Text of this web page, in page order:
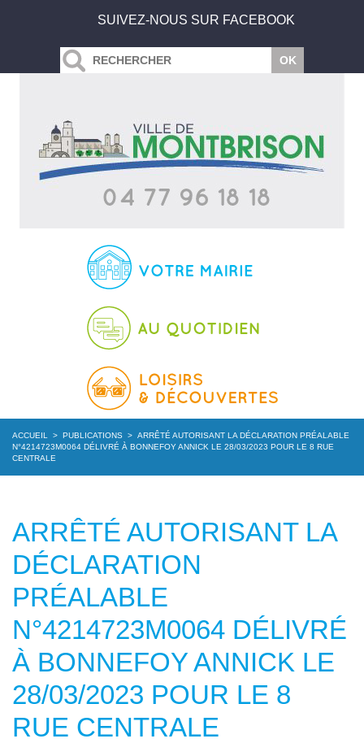
SUIVEZ-NOUS SUR FACEBOOK
ACCUEIL > PUBLICATIONS > ARRÊTÉ AUTORISANT LA DÉCLARATION PRÉALABLE
N°4214723M0064 DÉLIVRÉ À BONNEFOY ANNICK LE 28/03/2023 POUR LE 8 RUE
CENTRALE
ARRÊTÉ AUTORISANT LA
DÉCLARATION
PRÉALABLE
N°4214723M0064 DÉLIVRÉ
À BONNEFOY ANNICK LE
28/03/2023 POUR LE 8
RUE CENTRALE